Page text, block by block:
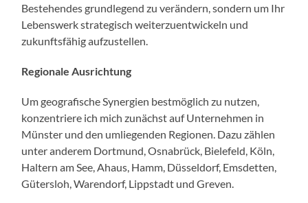
Bestehendes grundlegend zu verändern, sondern um Ihr
Lebenswerk strategisch weiterzuentwickeln und
zukunftsfähig aufzustellen.
Regionale Ausrichtung
Um geografische Synergien bestmöglich zu nutzen,
konzentriere ich mich zunächst auf Unternehmen in
Münster und den umliegenden Regionen. Dazu zählen
unter anderem Dortmund, Osnabrück, Bielefeld, Köln,
Haltern am See, Ahaus, Hamm, Düsseldorf, Emsdetten,
Gütersloh, Warendorf, Lippstadt und Greven.